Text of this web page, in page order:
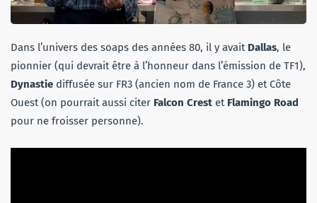
Dans l’univers des soaps des années 80, il y avait Dallas, le
pionnier (qui devrait être à l’honneur dans l’émission de TF1),
Dynastie diffusée sur FR3 (ancien nom de France 3) et Côte
Ouest (on pourrait aussi citer Falcon Crest et Flamingo Road
pour ne froisser personne).